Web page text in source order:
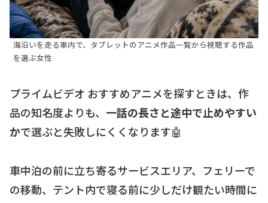
海沿いを走る車内で、タブレットのアニメ作品一覧から視聴する作品
を選ぶ女性
プライムビデオ おすすめアニメを探すときは、作
品の知名度よりも、 一話の長さと途中で止めやすい
かで選ぶと失敗しにくくなります🤖
車中泊の前に立ち寄るサービスエリア、フェリーで
の移動、テント内で寝る前に少しだけ観たい時間に